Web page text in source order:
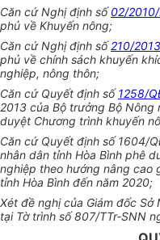
Căn cứ Nghị định số02/
phủ về Khuyến nông;
Căn cứ Nghị định số210/
phủ về chính sách khuyến
nghiệp, nông thôn;
Căn cứ Quyết định số1258/
2013 của Bộ trưởng Bộ
duyệt Chương trình khuyến
Căn cứ Quyết định số 1604/
nhân dân tỉnh Hòa Bình phê
nghiệp theo hướng nâng cao
tỉnh Hòa Bình đến năm 2020;
Xét đề nghị của Giám đốc
tại Tờ trình số 807/TTr-SNN